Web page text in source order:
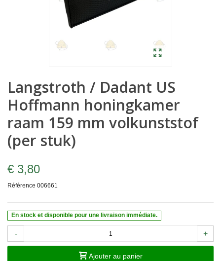
Langstroth / Dadant US
Hoffmann honingkamer
raam 159 mm volkunststof
(per stuk)
€ 3,80
Référence 006661
En stock et disponible pour une livraison immédiate.
- +
Ajouter au panier